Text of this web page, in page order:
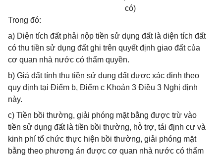
có)
Trong đó:
a) Diện tích đất phải nộp tiền sử dụng đất là diện tích đất
có thu tiền sử dụng đất ghi trên quyết định giao đất của
cơ quan nhà nước có thẩm quyền.
b) Giá đất tính thu tiền sử dụng đất được xác định theo
quy định tại Điểm b, Điểm c Khoản 3 Điều 3 Nghị định
này.
c) Tiền bồi thường, giải phóng mặt bằng được trừ vào
tiền sử dụng đất là tiền bồi thường, hỗ trợ, tái định cư và
kinh phí tổ chức thực hiện bồi thường, giải phóng mặt
bằng theo phương án được cơ quan nhà nước có thẩm